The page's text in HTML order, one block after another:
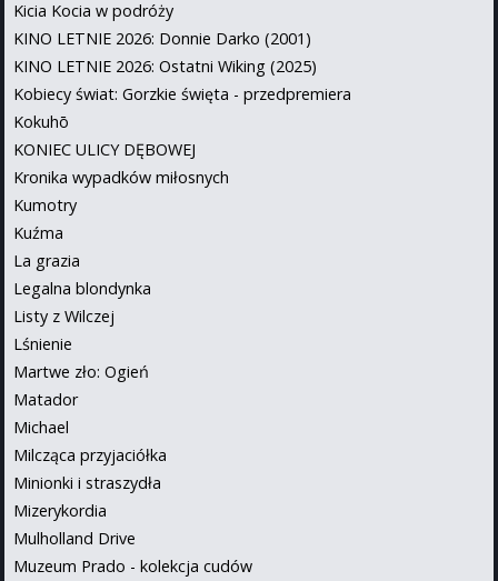
Kicia Kocia w podróży
KINO LETNIE 2026: Donnie Darko (2001)
KINO LETNIE 2026: Ostatni Wiking (2025)
Kobiecy świat: Gorzkie święta - przedpremiera
Kokuhō
KONIEC ULICY DĘBOWEJ
Kronika wypadków miłosnych
Kumotry
Kuźma
La grazia
Legalna blondynka
Listy z Wilczej
Lśnienie
Martwe zło: Ogień
Matador
Michael
Milcząca przyjaciółka
Minionki i straszydła
Mizerykordia
Mulholland Drive
Muzeum Prado - kolekcja cudów